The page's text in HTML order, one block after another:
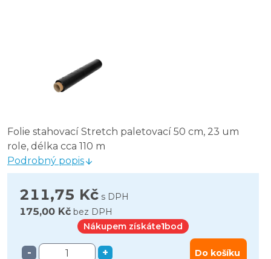
Folie stahovací Stretch paletovací 50 cm, 23 um
role, délka cca 110 m
Podrobný popis
211,75 Kč s DPH
175,00 Kč bez DPH
Nákupem získáte1bod
- + Do košíku